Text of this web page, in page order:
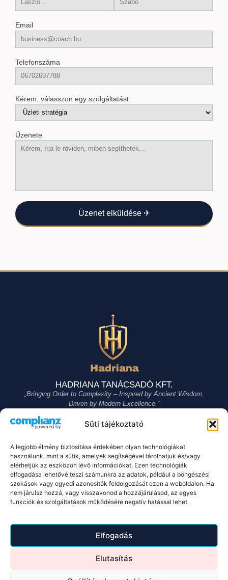
Süti tájékoztató
A legjobb élmény biztosítása érdekében olyan technológiákat
használunk, mint a sütik, amelyek segítségével tárolhatjuk és/vagy
elérhetjük az eszközön lévő információkat. Ezen technológiák
elfogadása lehetővé teszi számunkra az adatok, például a böngészési
szokások vagy egyedi azonosítók feldolgozását ezen a weboldalon. Ha
nem járulsz hozzá, vagy visszavonod a hozzájárulásod, az egyes
funkciók és szolgáltatások működésére negatív hatással lehet.
Elfogadás
Elutasítás
Email
Telefonszáma
Kérem, válasszon egy szolgáltatást
Üzenete
HADRIANA TANÁCSADÓ KFT.
„Bringing Order to Complexity – Inspired by Ancient Wisdom,
Driven by Modern Excellence.”
Oldalaink
Kezdőlap
Szolgáltatások
Blog
Hadriana
Módszertan
Dokumentumok
Süti(cookie)
Adtakezelés
Impresszum
Konzultációs lehetőség
8:00-16:00
Elérhetőségek
+36/20-210-3672
info@hadriana.hu